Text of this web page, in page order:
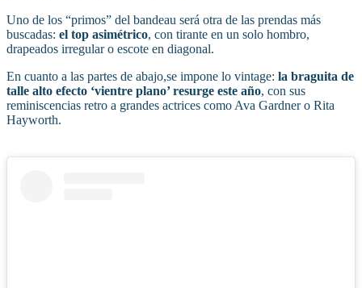
Uno de los “primos” del bandeau será otra de las prendas más
buscadas: el top asimétrico, con tirante en un solo hombro,
drapeados irregular o escote en diagonal.
En cuanto a las partes de abajo,se impone lo vintage: la braguita de
talle alto efecto ‘vientre plano’ resurge este año, con sus
reminiscencias retro a grandes actrices como Ava Gardner o Rita
Hayworth.